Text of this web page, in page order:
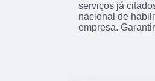
serviços já
nacional de
empresa.